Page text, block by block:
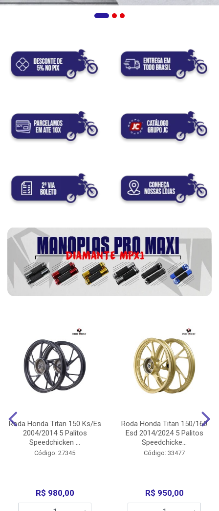
Roda Honda Titan 150 Ks/Es
2004/2014 5 Palitos
Speedchicken ...
Código: 27345
R$ 980,00
Roda Honda Titan 150/160
Esd 2014/2024 5 Palitos
Speedchicke...
Código: 33477
R$ 950,00